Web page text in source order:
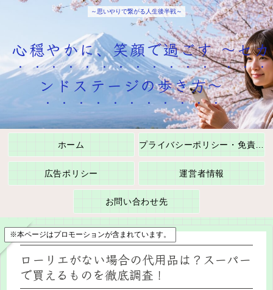
～思いやりで繋がる人生後半戦～
心穏やかに、笑顔で過ごす ～セカ
ンドステージの歩き方～
ホーム
広告ポリシー 運営者情報
お問い合わせ先
※本ページはプロモーションが含まれています。
ローリエがない場合の代用品は？スーパー
で買えるものを徹底調査！